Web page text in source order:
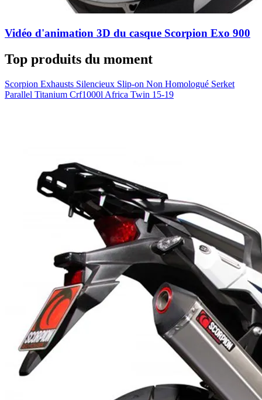
Vidéo d'animation 3D du casque Scorpion Exo 900
Top produits du moment
Scorpion Exhausts Silencieux Slip-on Non Homologué Serket
Parallel Titanium Crf1000l Africa Twin 15-19